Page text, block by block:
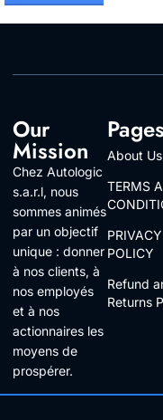
Our
Mission
Chez Autologic
s.a.r.l, nous
sommes animés
par un objectif
unique : donner
à nos clients, à
nos employés
et à nos
actionnaires les
moyens de
prospérer.
Pages
About Us
TERMS
PRIVACY
POLICY
Refund
Returns